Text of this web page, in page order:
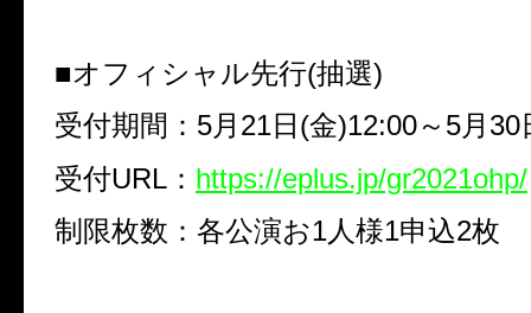
■オフィシャル先行(抽選)
受付期間：5月21日(金)12:00～5月30
受付URL： https://eplus.jp/gr2021ohp/
制限枚数：各公演お1人様1申込2枚